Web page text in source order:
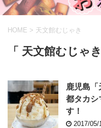
HOME > 天文館むじゃき
「 天文館むじゃ
鹿児島
都タカシ
す！
2017/05/